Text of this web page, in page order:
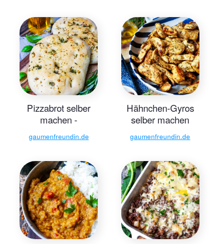
Pizzabrot selber
machen -
italienisches
Rezept
gaumenfreundin.de
Hähnchen-Gyros
selber machen
ganz einfach
gaumenfreundin.de